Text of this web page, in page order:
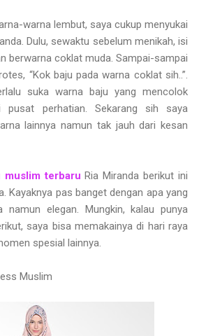
warna lembut, saya cukup menyukai
Dulu, sewaktu sebelum menikah, isi
berwarna coklat muda. Sampai-sampai
“Kok baju pada warna coklat sih..”.
suka warna baju yang mencolok
pusat perhatian. Sekarang sih saya
lainnya namun tak jauh dari kesan
muslim terbaru Ria Miranda berikut ini
Kayaknya pas banget dengan apa yang
namun elegan. Mungkin, kalau punya
saya bisa memakainya di hari raya
spesial lainnya.
Muslim